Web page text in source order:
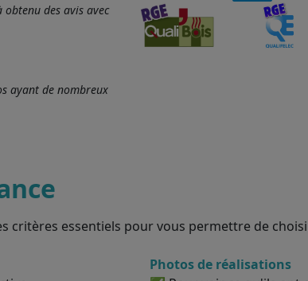
des avis avec
ayant de nombreux
critères essentiels pour vous permettre de
Photos de réalisations